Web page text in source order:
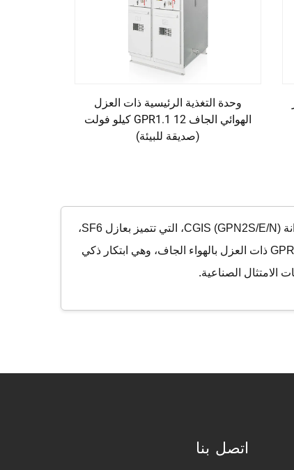
وحدة التغذية الرئيسية ذات العزل
الهوائي الجاف GPR1.1 12 كيلو فولت
(صديقة للبيئة)
عزز شبكتك مع معدات الفتح والإغلاق عالية الجهد المعتمدة. نحن نقدم أداءً متفوقًا وسلامة وموثوقية. اكتشف معداتنا من نوع الخزانة CGIS (GPN2S/E/N)، التي تتميز بعازل SF6،
أو غاز مختلط، أو نيتروجين أخضر. توفر لك GPN1 القابلة للإزالة المغلفة بالمعادن توزيع طاقة مرناً. اعتمد الاستدامة مع وحدة GPR1.1 ذات العزل بالهواء الجاف، وهي ابتكار ذكي
اتصل بنا